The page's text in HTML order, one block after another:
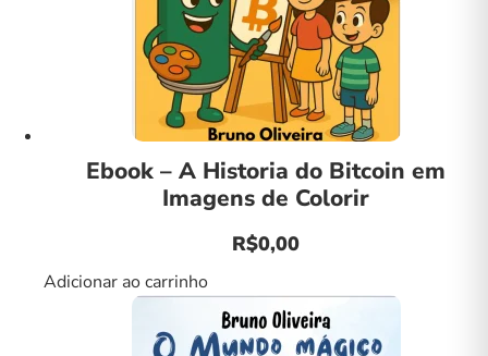
Ebook – A Historia do Bitcoin em
Imagens de Colorir
R$0,00
Adicionar ao carrinho